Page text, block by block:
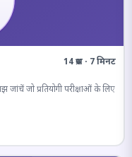
14 प्रश्न · 7 मिनट
जो प्रतियोगी परीक्षाओं के लिए